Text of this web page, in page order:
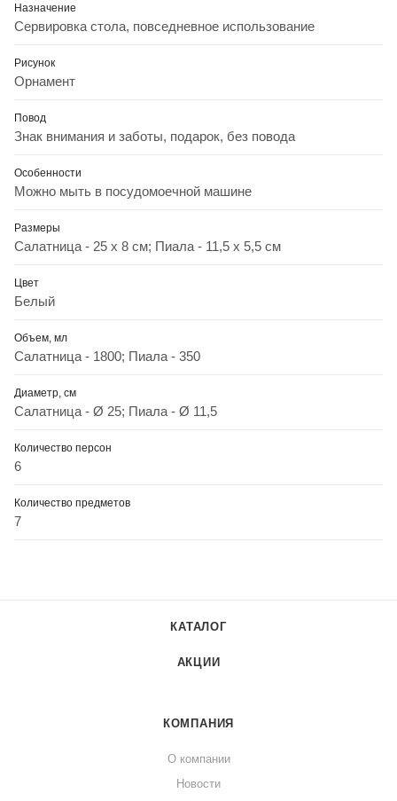
Назначение
Сервировка стола, повседневное использование
Рисунок
Орнамент
Повод
Знак внимания и заботы, подарок, без повода
Особенности
Можно мыть в посудомоечной машине
Размеры
Салатница - 25 x 8 см; Пиала - 11,5 x 5,5 см
Цвет
Белый
Объем, мл
Салатница - 1800; Пиала - 350
Диаметр, см
Салатница - Ø 25; Пиала - Ø 11,5
Количество персон
6
Количество предметов
7
КАТАЛОГ
АКЦИИ
КОМПАНИЯ
О компании
Новости